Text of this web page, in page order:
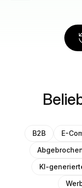
B2B E-
KI-